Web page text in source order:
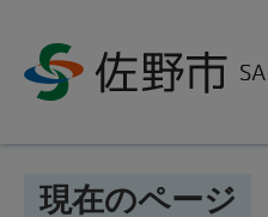
現在のページ